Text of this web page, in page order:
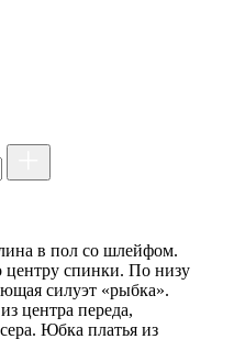
в пол со шлейфом.
спинки. По низу
силуэт «рыбка».
центра переда,
Юбка платья из